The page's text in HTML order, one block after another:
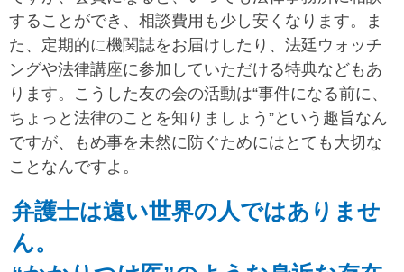
することができ、相談費用も少し安くなります。ま
た、定期的に機関誌をお届けしたり、法廷ウォッチ
ングや法律講座に参加していただける特典などもあ
ります。こうした友の会の活動は“事件になる前に、
ちょっと法律のことを知りましょう”という趣旨なん
ですが、もめ事を未然に防ぐためにはとても大切な
ことなんですよ。
弁護士は遠い世界の人ではありませ
ん。